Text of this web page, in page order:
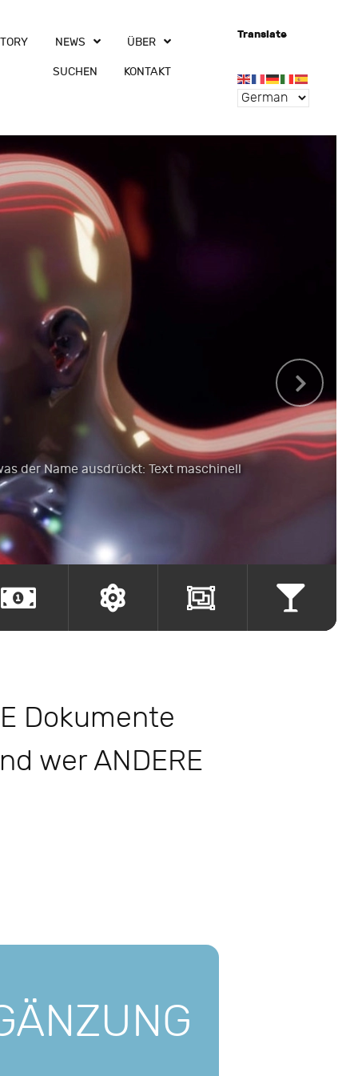
NEWS ÜBER
SUCHEN KONTAKT
Translate
der Name ausdrückt: Text maschinell
.combine. .blend.
Dokumente
wer ANDERE